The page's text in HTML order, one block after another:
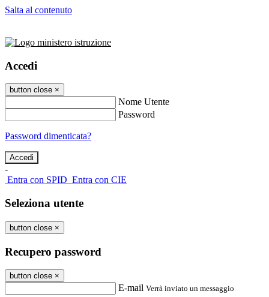
Salta al contenuto
Accedi
button close ×
Nome Utente
Password
Password dimenticata?
-
Entra con SPID Entra con CIE
Seleziona utente
button close ×
Recupero password
button close ×
E-mail Verrà inviato un messaggio